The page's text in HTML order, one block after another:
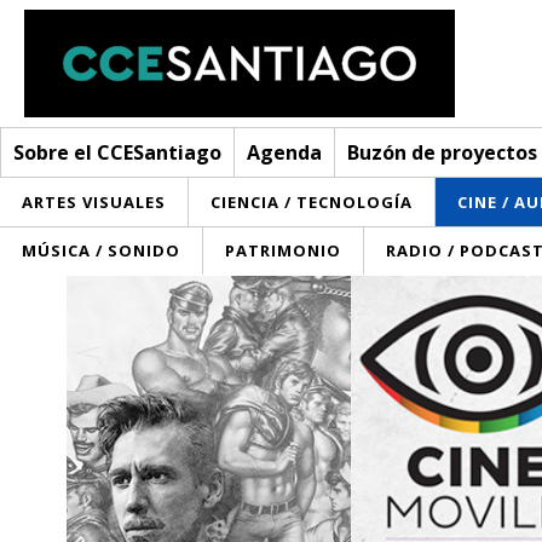
Sobre el CCESantiago Agenda Buzón de proyectos
ARTES VISUALES CIENCIA / TECNOLOGÍA CINE /
MÚSICA / SONIDO PATRIMONIO RADIO / PODCAST
Sobre el CCESantiago
> Ir a Sobre el CCESantiago
Red AECID
¿Cómo trabajamos?
Buzón de proyectos
Convocatorias
Noticias